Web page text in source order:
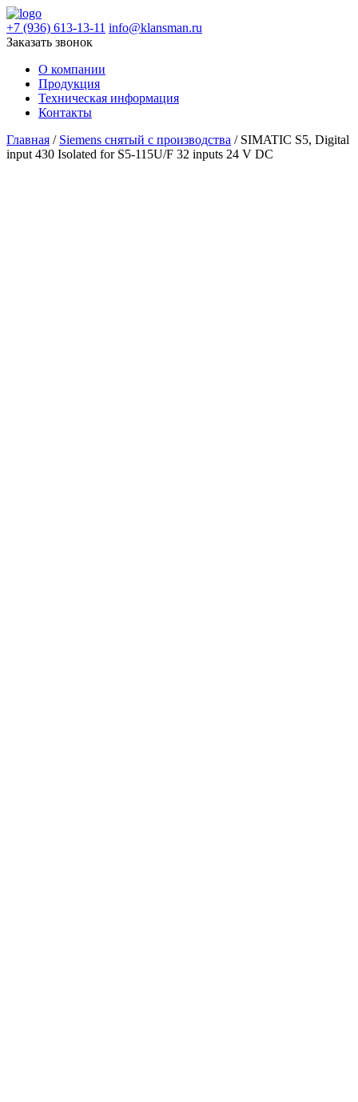
+7 (936) 613-13-11 info@klansman.ru
Заказать звонок
О компании
Продукция
Техническая информация
Контакты
Главная / Siemens снятый с производства / SIMATIC S5, Digital
input 430 Isolated for S5-115U/F 32 inputs 24 V DC